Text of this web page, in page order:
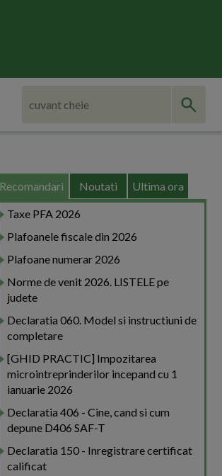
Recomandari Noutati Ultima ora
Taxe PFA 2026
Plafoanele fiscale din 2026
Plafoane numerar 2026
Norme de venit 2026. LISTELE pe
judete
Declaratia 060. Model si instructiuni de
completare
[GHID PRACTIC] Impozitarea
microintreprinderilor incepand cu 1
ianuarie 2026
Declaratia 406 - Cine, cand si cum
depune D406 SAF-T
Declaratia 150 - Inregistrare certificat
calificat